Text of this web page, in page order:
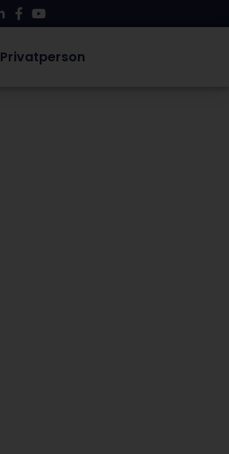
Privatperson